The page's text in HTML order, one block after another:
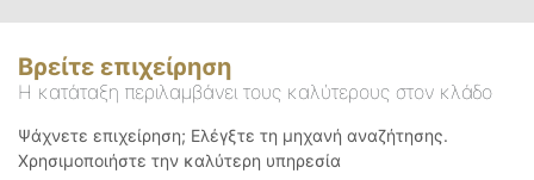
Βρείτε επιχείρηση
Η κατάταξη περιλαμβάνει τους καλύτερους στον κλάδο
Ψάχνετε επιχείρηση; Ελέγξτε τη μηχανή αναζήτησης.
Χρησιμοποιήστε την καλύτερη υπηρεσία